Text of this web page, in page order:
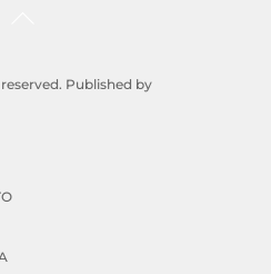
Published by